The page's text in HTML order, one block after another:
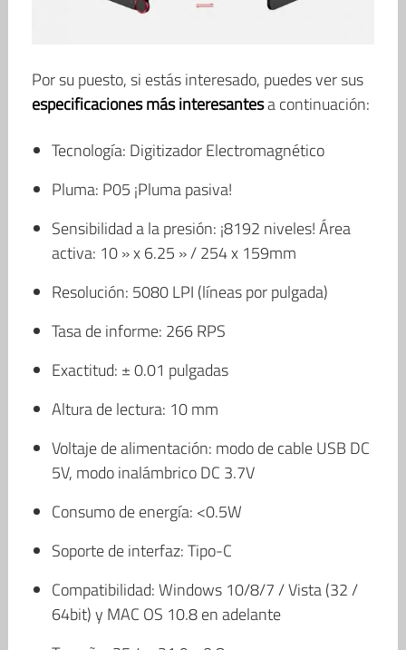
Por su puesto, si estás interesado, puedes ver sus
especificaciones más interesantesa continuación:
Tecnología: Digitizador Electromagnético
Pluma: P05 ¡Pluma pasiva!
Sensibilidad a la presión: ¡8192 niveles! Área
activa: 10 » x 6.25 » / 254 x 159mm
Resolución: 5080 LPI (líneas por pulgada)
Tasa de informe: 266 RPS
Exactitud: ± 0.01 pulgadas
Altura de lectura: 10 mm
Voltaje de alimentación: modo de cable USB DC
5V, modo inalámbrico DC 3.7V
Consumo de energía: <0.5W
Soporte de interfaz: Tipo-C
Compatibilidad: Windows 10/8/7 / Vista (32 /
64bit) y MAC OS 10.8 en adelante